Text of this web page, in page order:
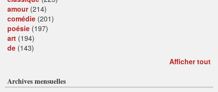
amour(214)
comédie (201)
poésie (197)
art (194)
de (143)
Afficher tout
Archives mensuelles